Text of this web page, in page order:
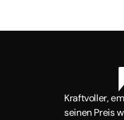
Kraftvoller,
seinen Preis